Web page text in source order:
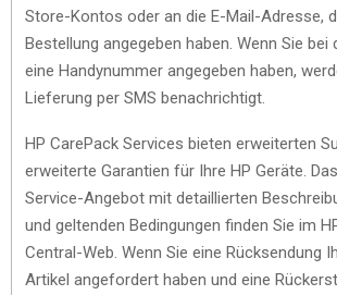
Store-Kontos oder an die E-Mail-Adresse,
Bestellung angegeben haben. Wenn Sie bei
eine Handynummer angegeben haben,
Lieferung per SMS benachrichtigt.
HP CarePack Services bieten erweiterten
erweiterte Garantien für Ihre HP Geräte.
Service-Angebot mit detaillierten
und geltenden Bedingungen finden Sie im
Central-Web. Wenn Sie eine Rücksendung
Artikel angefordert haben und eine